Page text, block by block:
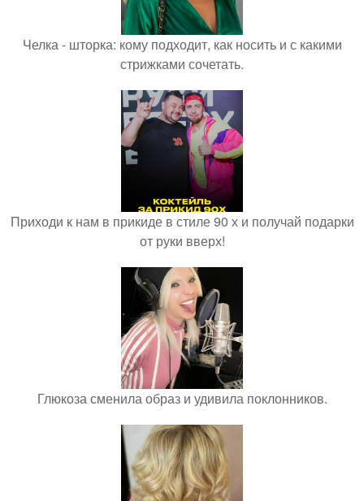
Челка - шторка: кому подходит, как носить и с какими
стрижками сочетать.
Приходи к нам в прикиде в стиле 90 х и получай подарки
от руки вверх!
Глюкоза сменила образ и удивила поклонников.